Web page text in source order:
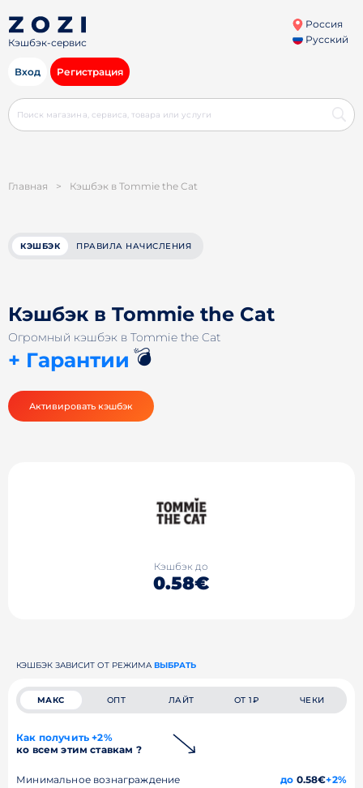
Кэшбэк-сервис
Россия
Русский
Вход Регистрация
Главная > Кэшбэк в Tommie the Cat
КЭШБЭК ПРАВИЛА НАЧИСЛЕНИЯ
Кэшбэк в Tommie the Cat
Огромный кэшбэк в Tommie the Cat
+ Гарантии 💣
Активировать кэшбэк
Кэшбэк до
0.58€
КЭШБЭК ЗАВИСИТ ОТ РЕЖИМА ВЫБРАТЬ
МАКС ОПТ ЛАЙТ ОТ 1₽ ЧЕКИ
Как получить +2%
ко всем этим ставкам ?
Минимальное вознаграждение до 0.58€+2%